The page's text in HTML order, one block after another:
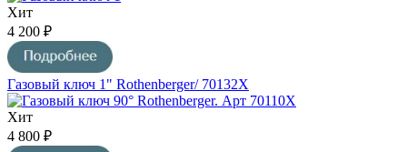
Хит
4 200 ₽
Газовый ключ 1" Rothenberger/ 70132X
Хит
4 800 ₽